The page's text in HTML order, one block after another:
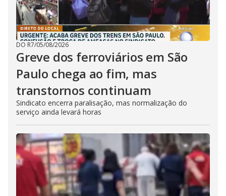
DO R7/05/08/2026
Greve dos ferroviários em São
Paulo chega ao fim, mas
transtornos continuam
Sindicato encerra paralisação, mas normalização do
serviço ainda levará horas